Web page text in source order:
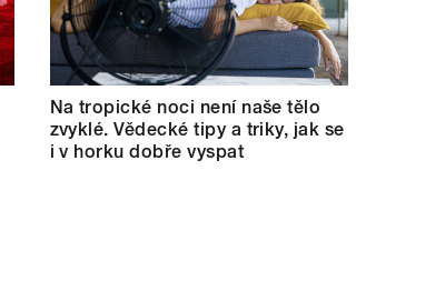
Na tropické noci není naše tělo
zvyklé. Vědecké tipy a triky, jak se
i v horku dobře vyspat